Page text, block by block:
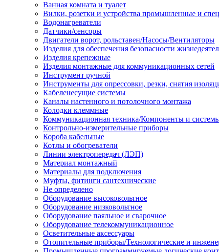
Ванная комната и туалет
Вилки, розетки и устройства промышленные и
Водонагреватели
Датчики/сенсоры
Двигатели ворот, рольставен/Насосы/Вентиляторы
Изделия для обеспечения безопасности
Изделия крепежные
Изделия монтажные для коммуникационных сетей
Инструмент ручной
Инструменты для опрессовки, резки, снятия
Кабеленесущие системы
Каналы настенного и потолочного монтажа
Колодки клеммные
Коммуникационная техника/Компоненты и
Контрольно-измерительные приборы
Короба кабельные
Котлы и обогреватели
Линии электропередач (ЛЭП)
Материал монтажный
Материалы для подключения
Муфты, фитинги сантехнические
Не определено
Оборудование высоковольтное
Оборудование низковольтное
Оборудование паяльное и сварочное
Оборудование телекоммуникационное
Осветительные аксессуары
Отопительные приборы/Технологические и